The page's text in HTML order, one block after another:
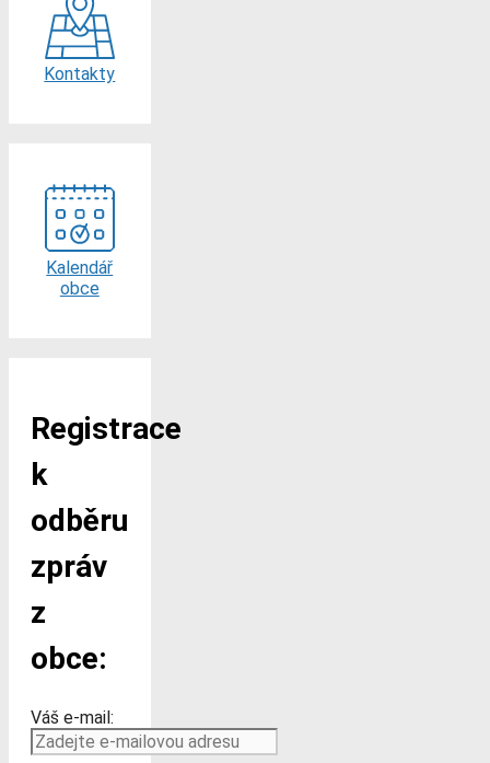
Kontakty
Kalendář
obce
Registrace
k
odběru
zpráv
z
obce:
Váš e-mail: